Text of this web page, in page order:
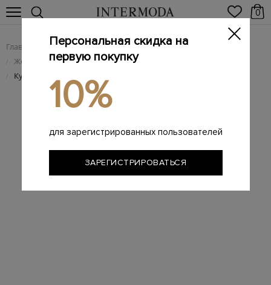
0
Главная Женщинам / Женская обувь
/ Женские брендовые кеды
/ Культовые кеды на подкладке из меха
Персональная скидка на
первую покупку
10%
для зарегистрированных пользователей
ЗАРЕГИСТРИРОВАТЬСЯ